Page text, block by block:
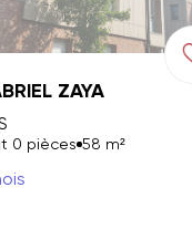
ZAYA
0 pièces 58 m²